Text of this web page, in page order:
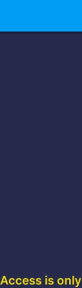
Access is